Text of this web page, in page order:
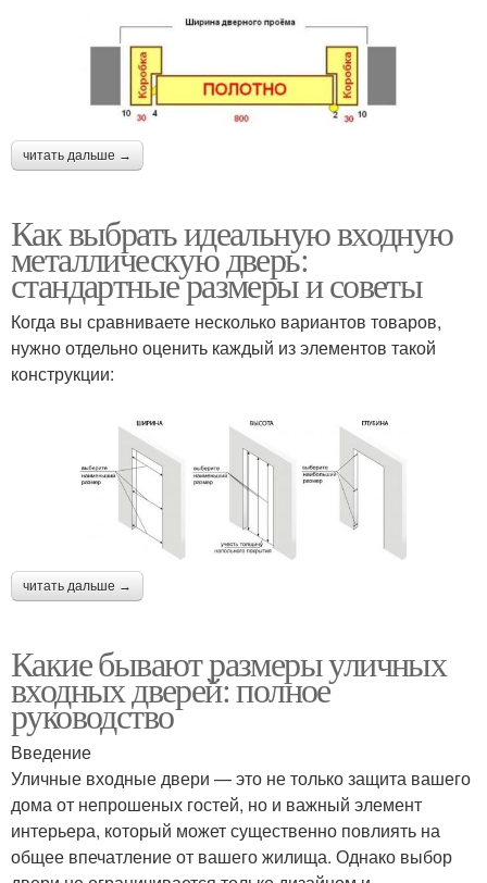
читать дальше →
Как выбрать идеальную входную
металлическую дверь:
стандартные размеры и советы
Когда вы сравниваете несколько вариантов товаров,
нужно отдельно оценить каждый из элементов такой
конструкции:
читать дальше →
Какие бывают размеры уличных
входных дверей: полное
руководство
Введение
Уличные входные двери — это не только защита вашего
дома от непрошеных гостей, но и важный элемент
интерьера, который может существенно повлиять на
общее впечатление от вашего жилища. Однако выбор